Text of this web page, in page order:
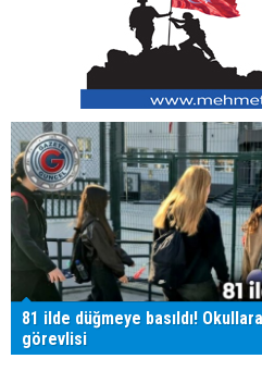
81 ilde düğmeye basıldı!
görevlisi